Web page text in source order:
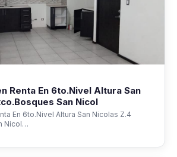
Renta En 6to.Nivel Altura San
San Nicol
En 6to.Nivel Altura San Nicolas Z.4
Nicol…